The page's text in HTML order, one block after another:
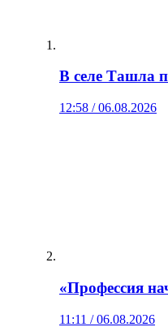
В селе Ташла
12:58 / 06.08.2026
«Профессия
11:11 / 06.08.2026